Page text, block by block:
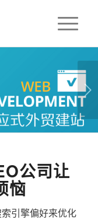
下一页
1 2
公司让
恼
引擎偏好来优化